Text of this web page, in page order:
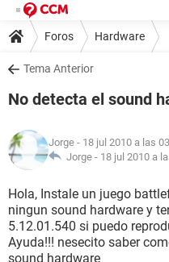
Foros Hardware
Tema Anterior
No detecta el sound
Jorge - 18 jul 2010 a las
Jorge - 18 jul 2010 a
Hola, Instale un juego
ningun sound hardware y
5.12.01.540 si puedo
Ayuda!!! nesecito saber
sound hardware